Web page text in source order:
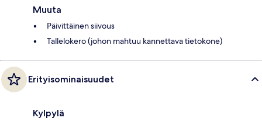
Muuta
Päivittäinen siivous
Tallelokero (johon mahtuu kannettava tietokone)
Erityisominaisuudet
Kylpylä